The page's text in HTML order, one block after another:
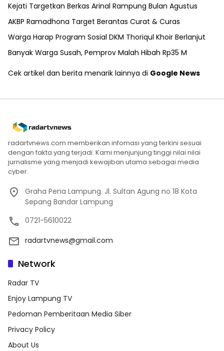
Kejati Targetkan Berkas Arinal Rampung Bulan Agustus
AKBP Ramadhona Target Berantas Curat & Curas
Warga Harap Program Sosial DKM Thoriqul Khoir Berlanjut
Banyak Warga Susah, Pemprov Malah Hibah Rp35 M
Cek artikel dan berita menarik lainnya di Google News
radartvnews.com memberikan infomasi yang terkini sesuai
dengan fakta yang terjadi. Kami menjunjung tinggi nilai nilai
jurnalisme yang menjadi kewajiban utama sebagai media
cyber.
Graha Pena Lampung. Jl. Sultan Agung no 18 Kota
Sepang Bandar Lampung
0721-5610022
radartvnews@gmail.com
Network
Radar TV
Enjoy Lampung TV
Pedoman Pemberitaan Media Siber
Privacy Policy
About Us